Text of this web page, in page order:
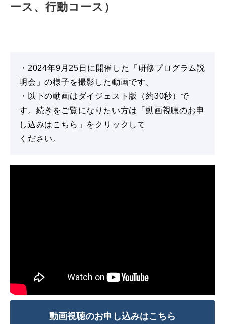
ース、行動コース）
・2024年9月25日に開催した「研修プログラム説
明会」の様子を撮影した動画です。
・以下の動画はダイジェスト版（約30秒）で
す。続きをご覧になりたい方は「動画視聴のお申
し込みはこちら」をクリックして
ください。
動画視聴のお申し込みはこちら